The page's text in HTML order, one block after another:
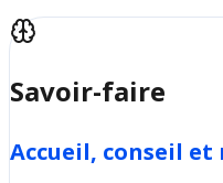
Savoir-faire
Accueil, conseil